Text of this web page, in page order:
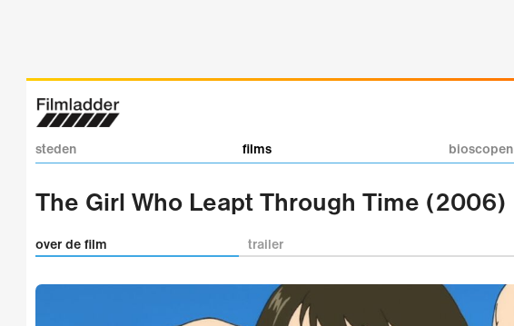
steden films bioscopen
The Girl Who Leapt Through Time (2006)
over de film trailer